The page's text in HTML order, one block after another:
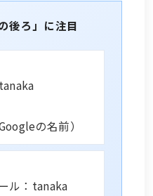
後ろ」に注目
の名前）
ル：tanaka